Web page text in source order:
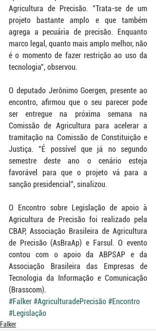
Agricultura de Precisão. "Trata-se de um
projeto bastante amplo e que também
agrega a pecuária de precisão. Enquanto
marco legal, quanto mais amplo melhor, não
é o momento de fazer restrição ao uso da
tecnologia", observou.
O deputado Jerônimo Goergen, presente ao
encontro, afirmou que o seu parecer pode
ser entregue na próxima semana na
Comissão de Agricultura para acelerar a
tramitação na Comissão de Constituição e
Justiça. "É possível que já no segundo
semestre deste ano o cenário esteja
favorável para que o projeto vá para a
sanção presidencial", sinalizou.
O Encontro sobre Legislação de apoio à
Agricultura de Precisão foi realizado pela
CBAP, Associação Brasileira de Agricultura
de Precisão (AsBraAp) e Farsul. O evento
contou com o apoio da ABPSAP e da
Associação Brasileira das Empresas de
Tecnologia da Informação e Comunicação
(Brasscom).
#Falker #AgriculturadePrecisão #Encontro
#Legislação
Falker